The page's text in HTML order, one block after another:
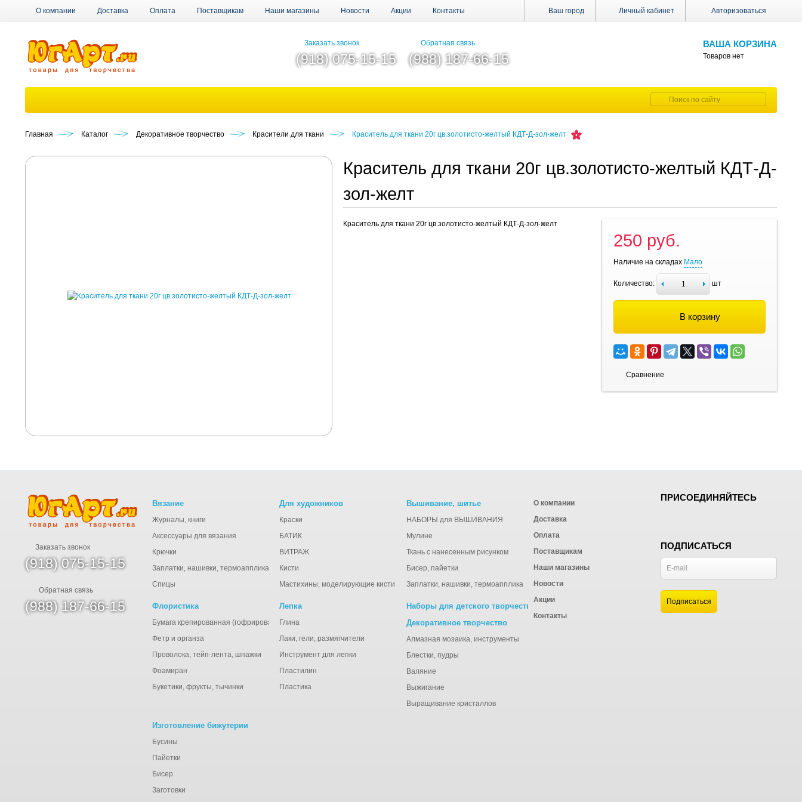
Ваш город Личный кабинет Авторизоваться
О компании Доставка Оплата Поставщикам Наши магазины Новости Акции Контакты
ВАША КОРЗИНА
Товаров нет
Заказать звонок
(918) 075-15-15
Обратная связь
(988) 187-66-15
Главная Каталог Декоративное творчество Красители для ткани Краситель для ткани 20г цв.золотисто-желтый КДТ-Д-зол-желт
Краситель для ткани 20г цв.золотисто-желтый КДТ-Д-
зол-желт
Краситель для ткани 20г цв.золотисто-желтый КДТ-Д-зол-желт
250 руб.
Наличие на складах Мало
Количество: шт
В корзину
Сравнение
Заказать звонок
(918) 075-15-15
Обратная связь
(988) 187-66-15
Вязание
Журналы, книги
Аксессуары для вязания
Крючки
Заплатки, нашивки, термоаппликации
Спицы
Для художников
Краски
БАТИК
ВИТРАЖ
Кисти
Мастихины, моделирующие кисти
Вышивание, шитье
НАБОРЫ для ВЫШИВАНИЯ
Мулине
Ткань с нанесенным рисунком
Бисер, пайетки
Заплатки, нашивки, термоаппликации
Флористика
Бумага крепированная (гофрированная), тишью
Фетр и органза
Проволока, тейп-лента, шпажки
Фоамиран
Букетики, фрукты, тычинки
Лепка
Глина
Лаки, гели, размягчители
Инструмент для лепки
Пластилин
Пластика
Наборы для детского творчества
Декоративное творчество
Алмазная мозаика, инструменты
Блестки, пудры
Валяние
Выжигание
Выращивание кристаллов
Изготовление бижутерии
Бусины
Пайетки
Бисер
Заготовки
О компании
Доставка
Оплата
Поставщикам
Наши магазины
Новости
Акции
Контакты
ПРИСОЕДИНЯЙТЕСЬ
ПОДПИСАТЬСЯ